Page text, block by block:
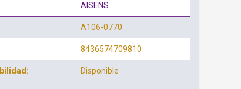
AISENS
A106-0770
8436574709810
Disponible